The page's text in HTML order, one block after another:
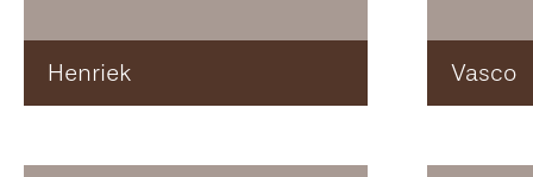
Henriek Vasco